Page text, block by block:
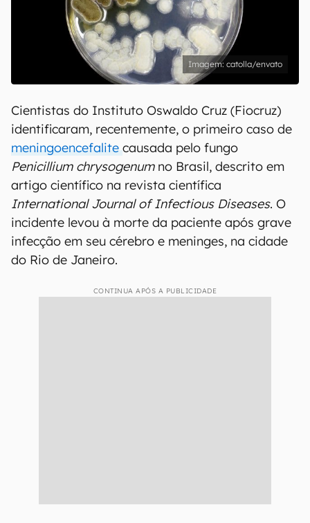
catolla/envato
Cientistas do Instituto Oswaldo Cruz (Fiocruz)
identificaram, recentemente, o primeiro caso de
meningoencefalite causada pelo fungo
Penicillium chrysogenum no Brasil, descrito em
artigo científico na revista científica
International Journal of Infectious Diseases. O
incidente levou à morte da paciente após grave
infecção em seu cérebro e meninges, na cidade
do Rio de Janeiro.
CONTINUA APÓS A PUBLICIDADE